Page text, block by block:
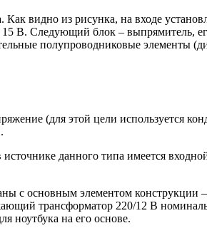
видно из рисунка, на входе
В. Следующий блок – выпрямитель,
полупроводниковые
(для этой цели используется
данного типа имеется
с основным элементом
трансформатор 220/12 В
ноутбука на его основе.